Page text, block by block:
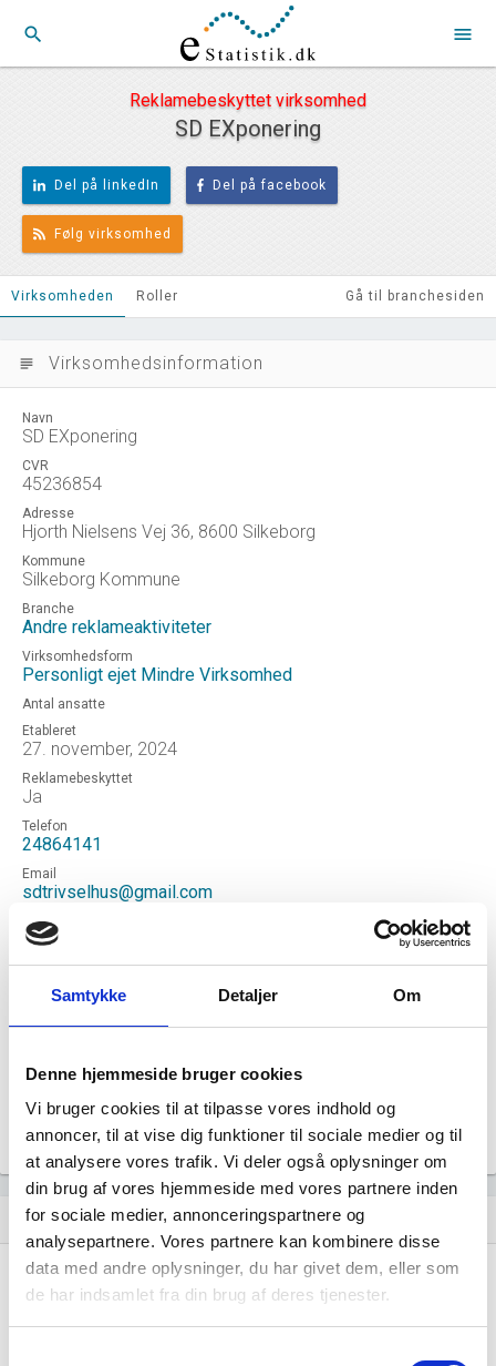
Samtykke Detaljer Om
Denne hjemmeside bruger cookies
Vi bruger cookies til at tilpasse vores indhold og
annoncer, til at vise dig funktioner til sociale medier og til
at analysere vores trafik. Vi deler også oplysninger om
din brug af vores hjemmeside med vores partnere inden
for sociale medier, annonceringspartnere og
analysepartnere. Vores partnere kan kombinere disse
data med andre oplysninger, du har givet dem, eller som
de har indsamlet fra din brug af deres tjenester.
search menu
Reklamebeskyttet virksomhed
SD EXponering
Del på linkedIn Del på facebook
Følg virksomhed
Virksomheden Roller Gå til branchesiden
subject Virksomhedsinformation
Navn
SD EXponering
CVR
45236854
Adresse
Hjorth Nielsens Vej 36, 8600 Silkeborg
Kommune
Silkeborg Kommune
Branche
Andre reklameaktiviteter
Virksomhedsform
Personligt ejet Mindre Virksomhed
Antal ansatte
Etableret
27. november, 2024
Reklamebeskyttet
Ja
Telefon
24864141
Email
sdtrivselhus@gmail.com
Hjemmeside
SD EXponering
Status
Aktiv
Uoplyst
Formål
Uoplyst
Tegningsregel
Uoplyst
show_chart Udvikling i antal ansatte